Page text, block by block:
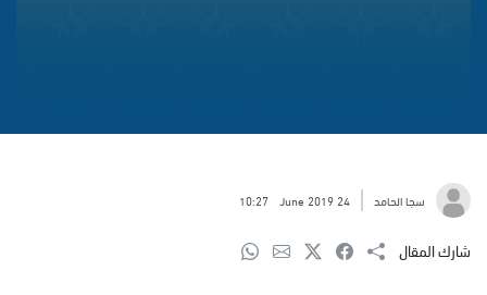
سجا الحامد 24 June 2019
10:27
شارك المقال